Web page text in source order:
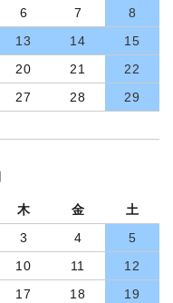
6 7
8
13 14
15
20 21
22
27 28
29
木 金
土
3 4
5
10 11
12
17 18
19